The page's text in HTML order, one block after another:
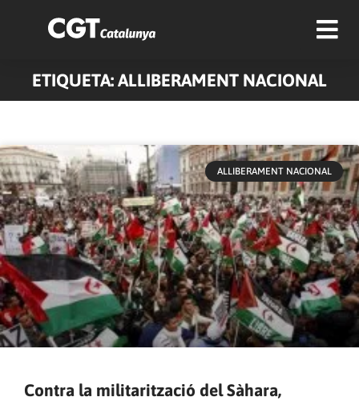
ETIQUETA: ALLIBERAMENT NACIONAL
ALLIBERAMENT NACIONAL
Contra la militarització del Sàhara,